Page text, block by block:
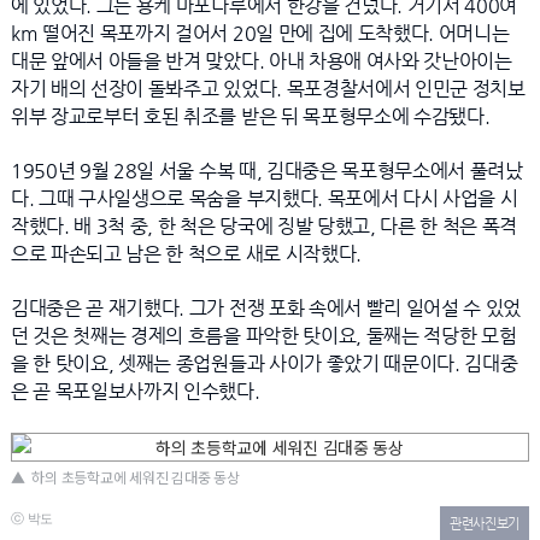
에 있었다. 그는 용케 마포나루에서 한강을 건넜다. 거기서 400여
km 떨어진 목포까지 걸어서 20일 만에 집에 도착했다. 어머니는
대문 앞에서 아들을 반겨 맞았다. 아내 차용애 여사와 갓난아이는
자기 배의 선장이 돌봐주고 있었다. 목포경찰서에서 인민군 정치보
위부 장교로부터 호된 취조를 받은 뒤 목포형무소에 수감됐다.
1950년 9월 28일 서울 수복 때, 김대중은 목포형무소에서 풀려났
다. 그때 구사일생으로 목숨을 부지했다. 목포에서 다시 사업을 시
작했다. 배 3척 중, 한 척은 당국에 징발 당했고, 다른 한 척은 폭격
으로 파손되고 남은 한 척으로 새로 시작했다.
김대중은 곧 재기했다. 그가 전쟁 포화 속에서 빨리 일어설 수 있었
던 것은 첫째는 경제의 흐름을 파악한 탓이요, 둘째는 적당한 모험
을 한 탓이요, 셋째는 종업원들과 사이가 좋았기 때문이다. 김대중
은 곧 목포일보사까지 인수했다.
▲ 하의 초등학교에 세워진 김대중 동상
ⓒ 박도 관련사진보기